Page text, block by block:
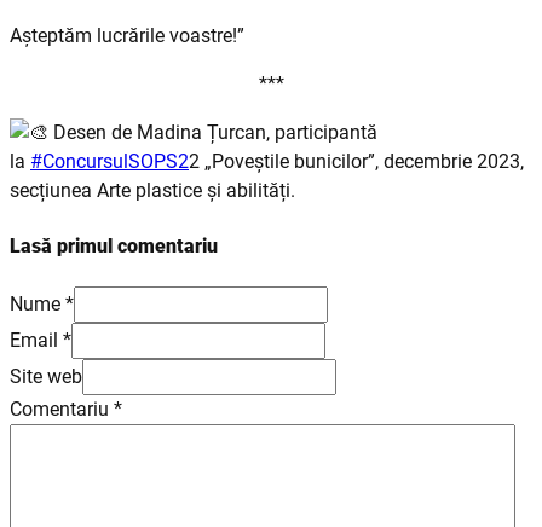
Așteptăm lucrările voastre!”
***
Desen de Madina Țurcan, participantă
la #ConcursulSOPS22 „Poveștile bunicilor”, decembrie 2023,
secțiunea Arte plastice și abilități.
Lasă primul comentariu
Nume *
Email *
Site web
Comentariu *